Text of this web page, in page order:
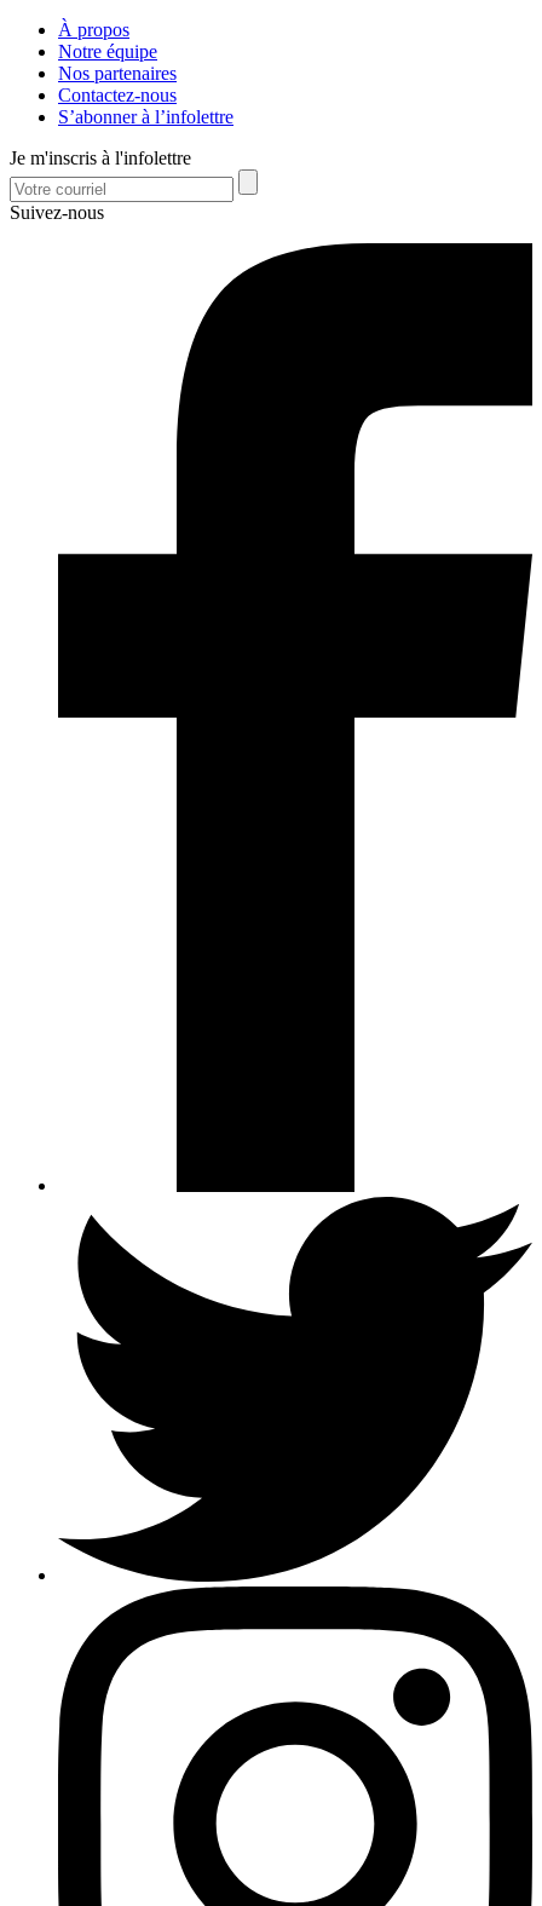
À propos
Notre équipe
Nos partenaires
Contactez-nous
S’abonner à l’infolettre
Je m'inscris à l'infolettre
Suivez-nous